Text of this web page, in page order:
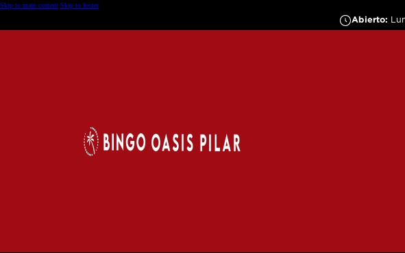
Skip to main content Skip to footer
Abierto: